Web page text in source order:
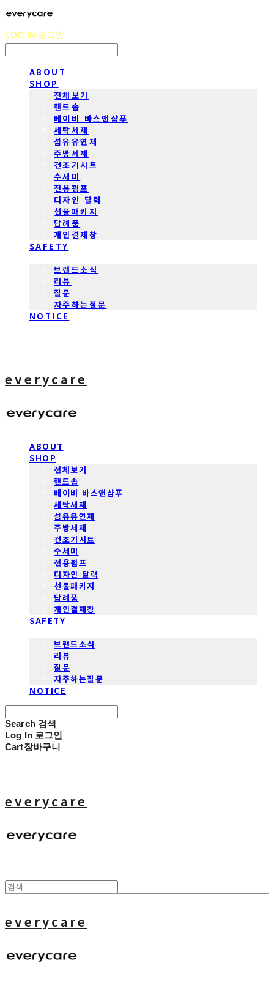
LOG IN 로그인
ABOUT
SHOP
전체보기
핸드솝
베이비 바스앤샴푸
세탁세제
섬유유연제
주방세제
건조기시트
수세미
전용펌프
디자인 달력
선물패키지
답례품
개인결제창
SAFETY
브랜드소식
리뷰
질문
자주하는질문
NOTICE
everycare
ABOUT
SHOP
전체보기
핸드솝
베이비 바스앤샴푸
세탁세제
섬유유연제
주방세제
건조기시트
수세미
전용펌프
디자인 달력
선물패키지
답례품
개인결제창
SAFETY
브랜드소식
리뷰
질문
자주하는질문
NOTICE
Search 검색
Log In 로그인
Cart장바구니
everycare
everycare